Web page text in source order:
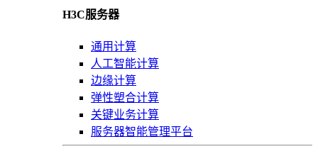
H3C服务器
通用计算
人工智能计算
边缘计算
弹性塑合计算
关键业务计算
服务器智能管理平台